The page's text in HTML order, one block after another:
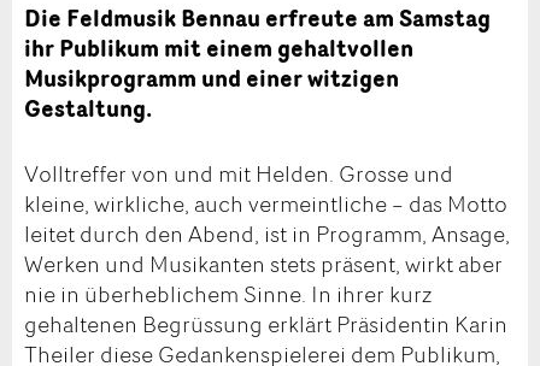
Die Feldmusik Bennau erfreute am Samstag
ihr Publikum mit einem gehaltvollen
Musikprogramm und einer witzigen
Gestaltung.
Volltreffer von und mit Helden. Grosse und
kleine, wirkliche, auch vermeintliche – das Motto
leitet durch den Abend, ist in Programm, Ansage,
Werken und Musikanten stets präsent, wirkt aber
nie in überheblichem Sinne. In ihrer kurz
gehaltenen Begrüssung erklärt Präsidentin Karin
Theiler diese Gedankenspielerei dem Publikum,